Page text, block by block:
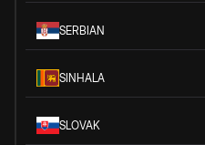
SERBIAN
SINHALA
SLOVAK